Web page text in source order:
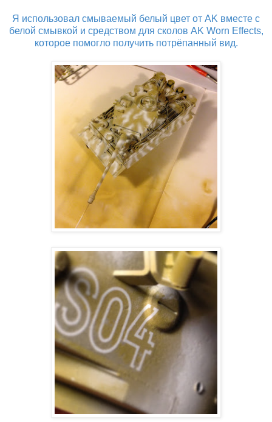
Я использовал смываемый белый цвет от AK вместе с
белой смывкой и средством для сколов AK Worn Effects,
которое помогло получить потрёпанный вид.